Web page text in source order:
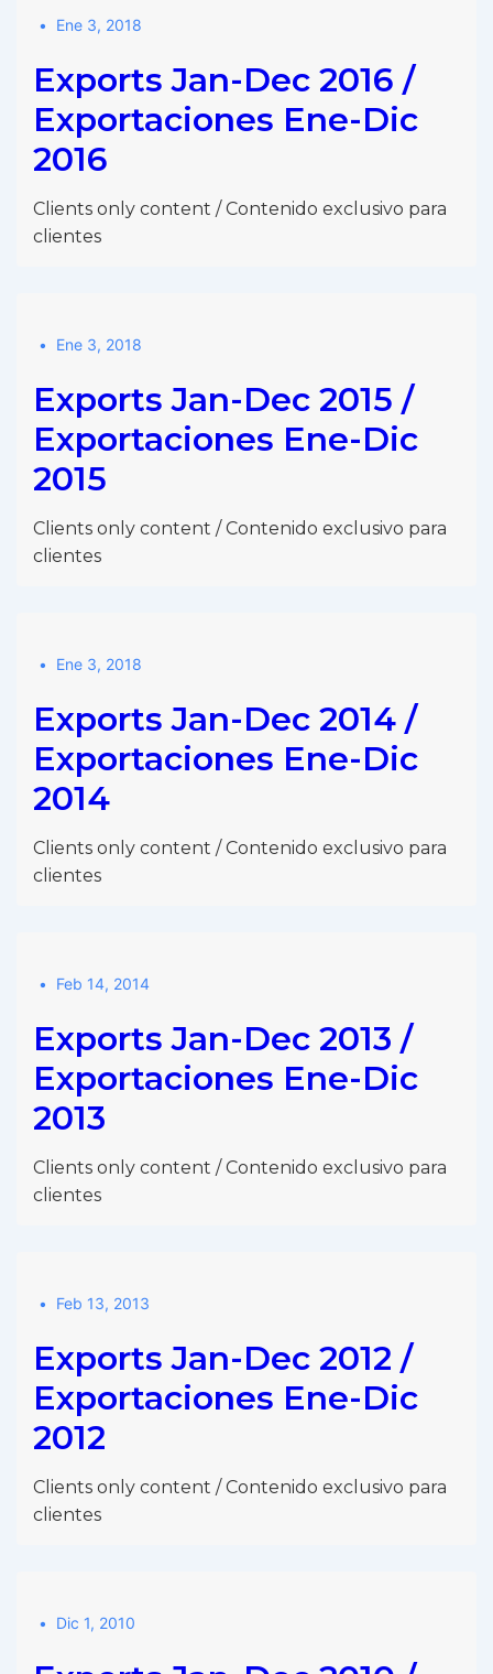
Ene 3, 2018
Exports Jan-Dec 2016 /
Exportaciones Ene-Dic
2016
Clients only content / Contenido exclusivo para
clientes
Ene 3, 2018
Exports Jan-Dec 2015 /
Exportaciones Ene-Dic
2015
Clients only content / Contenido exclusivo para
clientes
Ene 3, 2018
Exports Jan-Dec 2014 /
Exportaciones Ene-Dic
2014
Clients only content / Contenido exclusivo para
clientes
Feb 14, 2014
Exports Jan-Dec 2013 /
Exportaciones Ene-Dic
2013
Clients only content / Contenido exclusivo para
clientes
Feb 13, 2013
Exports Jan-Dec 2012 /
Exportaciones Ene-Dic
2012
Clients only content / Contenido exclusivo para
clientes
Dic 1, 2010